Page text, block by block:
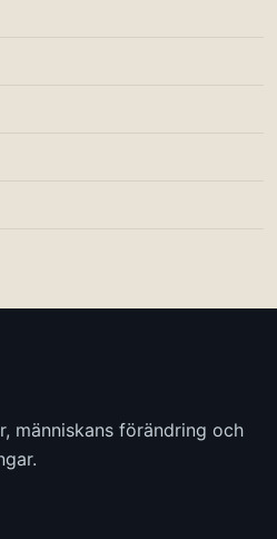
människans förändring och